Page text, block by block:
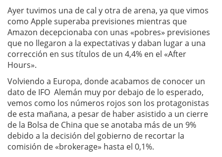
Ayer tuvimos una de cal y otra de arena, ya que vimos
como Apple superaba previsiones mientras que
Amazon decepcionaba con unas «pobres» previsiones
que no llegaron a la expectativas y daban lugar a una
corrección en sus títulos de un 4,4% en el «After
Hours».
Volviendo a Europa, donde acabamos de conocer un
dato de IFO Alemán muy por debajo de lo esperado,
vemos como los números rojos son los protagonistas
de esta mañana, a pesar de haber asistido a un cierre
de la Bolsa de China que se anotaba más de un 9%
debido a la decisión del gobierno de recortar la
comisión de «brokerage» hasta el 0,1%.